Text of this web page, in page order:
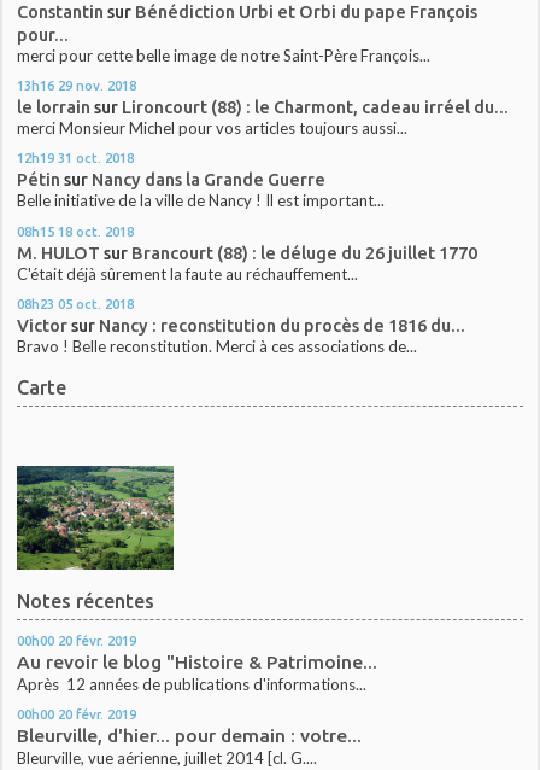
Constantin sur Bénédiction Urbi et Orbi du pape François
pour...
merci pour cette belle image de notre Saint-Père François...
13h16 29 nov. 2018
le lorrain sur Lironcourt (88) : le Charmont, cadeau irréel du...
merci Monsieur Michel pour vos articles toujours aussi...
12h19 31 oct. 2018
Pétin sur Nancy dans la Grande Guerre
Belle initiative de la ville de Nancy ! Il est important...
08h15 18 oct. 2018
M. HULOT sur Brancourt (88) : le déluge du 26 juillet 1770
C'était déjà sûrement la faute au réchauffement...
08h23 05 oct. 2018
Victorsur Nancy : reconstitution du procès de 1816 du...
Bravo ! Belle reconstitution. Merci à ces associations de...
Carte
Notes récentes
00h00 20 févr. 2019
Au revoir le blog "Histoire & Patrimoine...
Après 12 années de publications d'informations...
00h00 20 févr. 2019
Bleurville, d'hier... pour demain : votre...
Bleurville, vue aérienne, juillet 2014 [cl. G....